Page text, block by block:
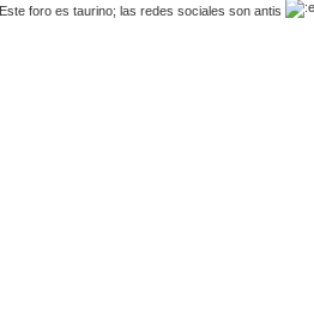
Este foro es taurino; las redes sociales son antis